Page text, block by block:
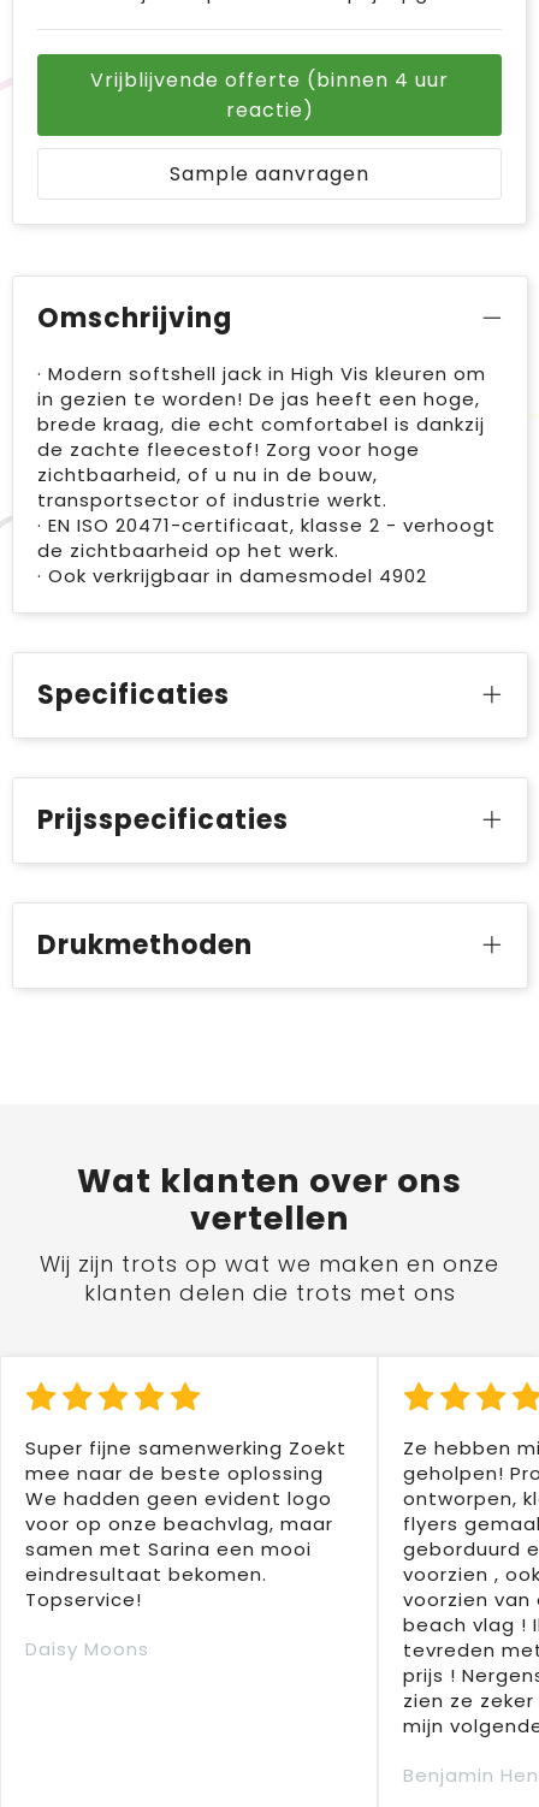
Vrijblijvende offerte (binnen 4 uur
reactie)
Sample aanvragen
Omschrijving
· Modern softshell jack in High Vis kleuren om
in gezien te worden! De jas heeft een hoge,
brede kraag, die echt comfortabel is dankzij
de zachte fleecestof! Zorg voor hoge
zichtbaarheid, of u nu in de bouw,
transportsector of industrie werkt.
· EN ISO 20471-certificaat, klasse 2 - verhoogt
de zichtbaarheid op het werk.
· Ook verkrijgbaar in damesmodel 4902
Specificaties
Prijsspecificaties
Drukmethoden
Wat klanten over ons
vertellen
Wij zijn trots op wat we maken en onze
klanten delen die trots met ons
Super fijne samenwerking Zoekt
mee naar de beste oplossing
We hadden geen evident logo
voor op onze beachvlag, maar
samen met Sarina een mooi
eindresultaat bekomen.
Topservice!
Daisy Moons
Ze hebben
geholpen!
ontworpen,
flyers
geborduurd
voorzien ,
voorzien
beach vlag !
tevreden
prijs !
zien ze
mijn
Benjamin